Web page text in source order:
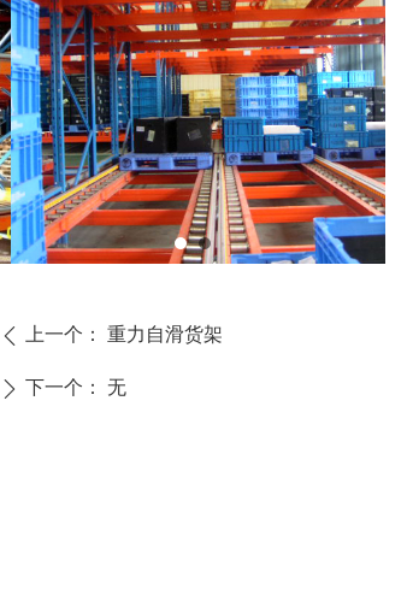
ꄴ 上一个： 重力自滑货架
ꄲ 下一个： 无